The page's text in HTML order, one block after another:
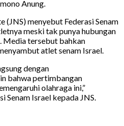
Anung.
(JNS) menyebut Federasi Senam
meski tak punya hubungan
Media tersebut bahkan
atlet senam Israel.
dengan
bahwa pertimbangan
olahraga ini,”
Senam Israel kepada JNS.